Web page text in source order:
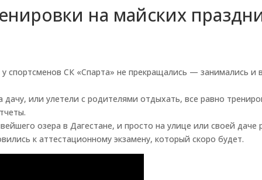
на майских
спортсменов СК «Спарта» не прекращались — занимались и
или улетели с родителями отдыхать, все равно
озера в Дагестане, и просто на улице или своей даче
к аттестационному экзамену, который скоро будет.